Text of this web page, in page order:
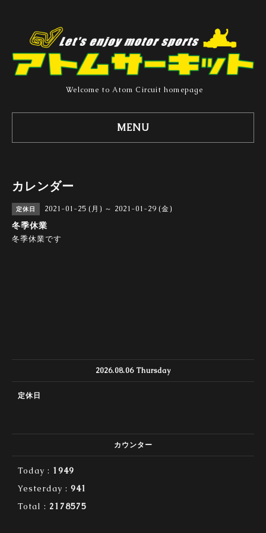
Welcome to Atom Circuit homepage
MENU
カレンダー
定休日 2021-01-25 (月) ～ 2021-01-29 (金)
冬季休業
冬季休業です
2026.08.06 Thursday
定休日
カウンター
Today : 1949
Yesterday : 941
Total : 2178575